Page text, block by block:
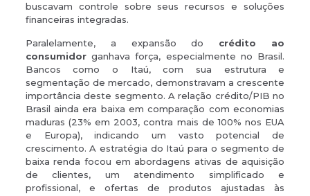
buscavam controle sobre seus recursos e soluções
financeiras integradas.
Paralelamente, a expansão do crédito ao
consumidorganhava força, especialmente no Brasil.
Bancos como o Itaú, com sua estrutura e
segmentação de mercado, demonstravam a crescente
importância deste segmento. A relação crédito/PIB no
Brasil ainda era baixa em comparação com economias
maduras (23% em 2003, contra mais de 100% nos EUA
e Europa), indicando um vasto potencial de
crescimento. A estratégia do Itaú para o segmento de
baixa renda focou em abordagens ativas de aquisição
de clientes, um atendimento simplificado e
profissional, e ofertas de produtos ajustadas às